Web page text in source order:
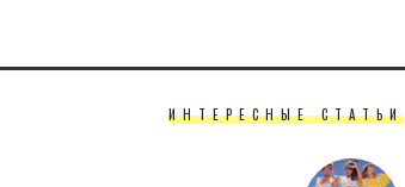
ИНТЕРЕСНЫЕ СТАТЬИ